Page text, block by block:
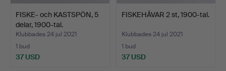
FISKE- och KASTSPÖN, 5
delar, 1900-tal.
Klubbades 24 jul 2021
1 bud
37 USD
FISKEHÅVAR 2 st, 1900-tal.
Klubbades 24 jul 2021
1 bud
37 USD